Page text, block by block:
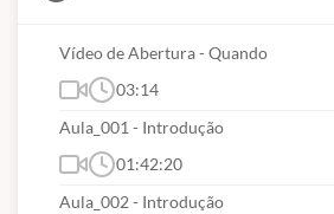
Vídeo de Abertura - Quando
03:14
Aula_001 - Introdução
01:42:20
Aula_002 - Introdução